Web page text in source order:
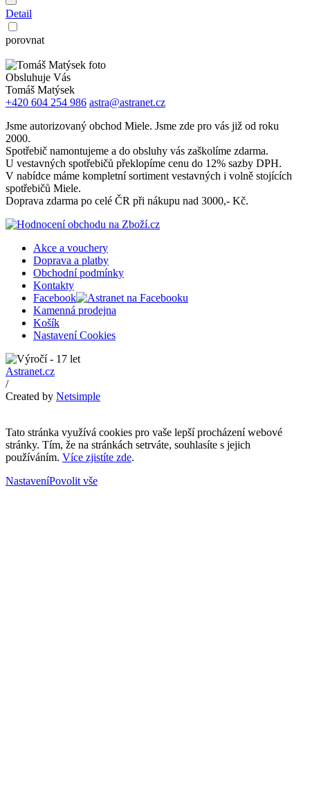
Detail
porovnat
Obsluhuje Vás
Tomáš Matýsek
+420 604 254 986 astra@astranet.cz
Jsme autorizovaný obchod Miele. Jsme zde pro vás již od roku
2000.
Spotřebič namontujeme a do obsluhy vás zaškolíme zdarma.
U vestavných spotřebičů překlopíme cenu do 12% sazby DPH.
V nabídce máme kompletní sortiment vestavných i volně stojících
spotřebičů Miele.
Doprava zdarma po celé ČR při nákupu nad 3000,- Kč.
Akce a vouchery
Doprava a platby
Obchodní podmínky
Kontakty
Facebook
Kamenná prodejna
Košík
Nastavení Cookies
Astranet.cz
/
Created by Netsimple
Tato stránka využívá cookies pro vaše lepší procházení webové
stránky. Tím, že na stránkách setrváte, souhlasíte s jejich
používáním. Více zjistíte zde.
NastaveníPovolit vše